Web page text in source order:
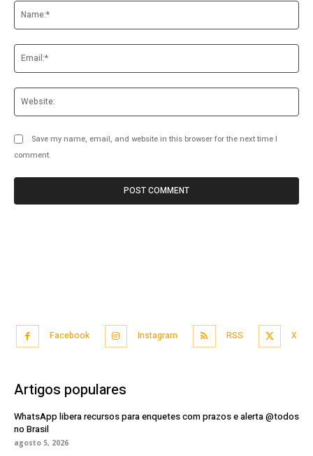
Save my name, email, and website in this browser for the next time I
comment.
Facebook Instagram RSS X
Artigos populares
WhatsApp libera recursos para enquetes com prazos e alerta @todos
no Brasil
agosto 5, 2026